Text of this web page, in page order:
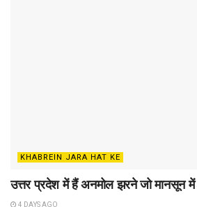
KHABREIN JARA HAT KE
उत्तर प्रदेश में हैं अनमोल झरने जो मानसून में
4 DAYS AGO